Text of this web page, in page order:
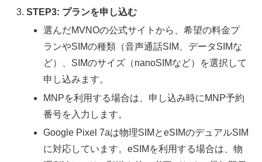
STEP3: プランを申し込む
選んだMVNOの公式サイトから、希望の料金プ
ランやSIMの種類（音声通話SIM、データSIMな
ど）、SIMのサイズ（nanoSIMなど）を選択して
申し込みます。
MNPを利用する場合は、申し込み時にMNP予約
番号を入力します。
Google Pixel 7aは物理SIMとeSIMのデュアルSIM
に対応しています。eSIMを利用する場合は、物